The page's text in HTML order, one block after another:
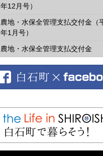
年12月号）
農地・水保全管理支払交付金（
年1月号）
農地・水保全管理支払交付金